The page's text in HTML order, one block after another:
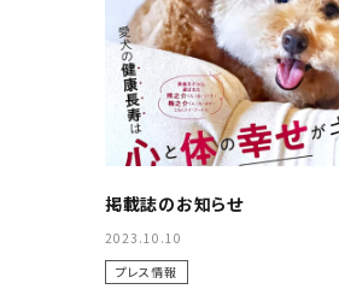
おもちゃ・
トレーニング用品
ケア用品・雑貨
オイル・酢・サプリメント
レトルト食材
掲載誌のお知らせ
2023.10.10
プレス情報